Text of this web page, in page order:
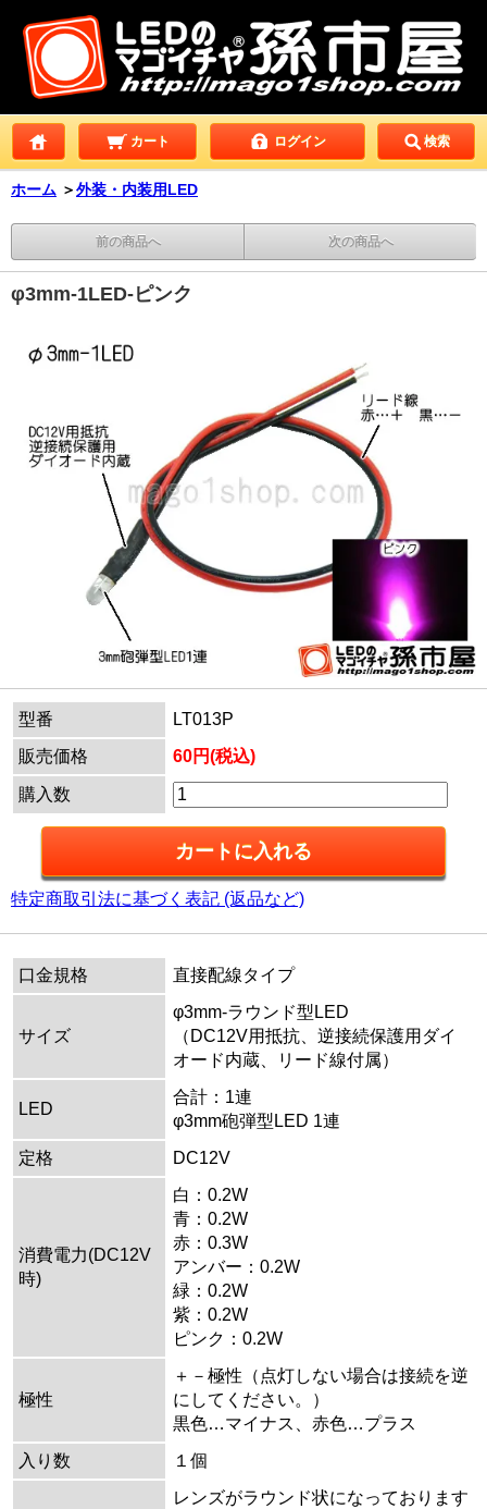
カート ログイン 検索
ホーム ＞外装・内装用LED
前の商品へ 次の商品へ
φ3mm-1LED-ピンク
型番
LT013P
販売価格
60円(税込)
購入数
特定商取引法に基づく表記 (返品など)
口金規格 直接配線タイプ
サイズ
φ3mm-ラウンド型LED
（DC12V用抵抗、逆接続保護用ダイ
オード内蔵、リード線付属）
LED
合計：1連
φ3mm砲弾型LED 1連
定格
DC12V
消費電力(DC12V
時)
白：0.2W
青：0.2W
赤：0.3W
アンバー：0.2W
緑：0.2W
紫：0.2W
ピンク：0.2W
極性
＋－極性（点灯しない場合は接続を逆
にしてください。）
黒色…マイナス、赤色…プラス
入り数
１個
レンズがラウンド状になっております